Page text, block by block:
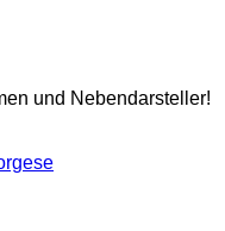
und Nebendarsteller!